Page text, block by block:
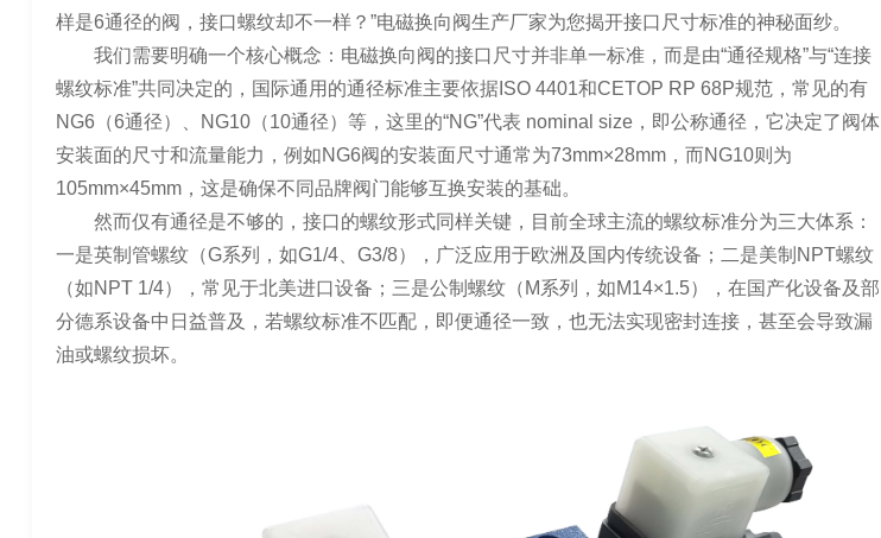
样是6通径的阀，接口螺纹却不一样？”电磁换向阀生产厂家为您揭开接口尺寸标准的神秘面纱。
我们需要明确一个核心概念：电磁换向阀的接口尺寸并非单一标准，而是由“通径规格”与“连接
螺纹标准”共同决定的，国际通用的通径标准主要依据ISO 4401和CETOP RP 68P规范，常见的有
NG6（6通径）、NG10（10通径）等，这里的“NG”代表 nominal size，即公称通径，它决定了阀体
安装面的尺寸和流量能力，例如NG6阀的安装面尺寸通常为73mm×28mm，而NG10则为
105mm×45mm，这是确保不同品牌阀门能够互换安装的基础。
然而仅有通径是不够的，接口的螺纹形式同样关键，目前全球主流的螺纹标准分为三大体系：
一是英制管螺纹（G系列，如G1/4、G3/8），广泛应用于欧洲及国内传统设备；二是美制NPT螺纹
（如NPT 1/4），常见于北美进口设备；三是公制螺纹（M系列，如M14×1.5），在国产化设备及部
分德系设备中日益普及，若螺纹标准不匹配，即便通径一致，也无法实现密封连接，甚至会导致漏
油或螺纹损坏。